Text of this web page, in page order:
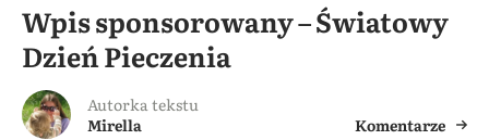
Wpis sponsorowany – Światowy
Dzień Pieczenia
Autorka tekstu
Mirella
Komentarze